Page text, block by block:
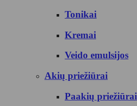
Tonikai
Kremai
Veido emulsijos
Akių priežiūrai
Paakių priežiūrai